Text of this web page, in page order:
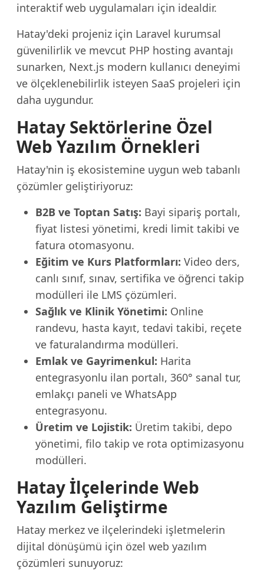
interaktif web uygulamaları için idealdir.
Hatay'deki projeniz için Laravel kurumsal
güvenilirlik ve mevcut PHP hosting avantajı
sunarken, Next.js modern kullanıcı deneyimi
ve ölçeklenebilirlik isteyen SaaS projeleri için
daha uygundur.
Hatay Sektörlerine Özel
Web Yazılım Örnekleri
Hatay'nin iş ekosistemine uygun web tabanlı
çözümler geliştiriyoruz:
B2B ve Toptan Satış: Bayi sipariş portalı,
fiyat listesi yönetimi, kredi limit takibi ve
fatura otomasyonu.
Eğitim ve Kurs Platformları: Video ders,
canlı sınıf, sınav, sertifika ve öğrenci takip
modülleri ile LMS çözümleri.
Sağlık ve Klinik Yönetimi: Online
randevu, hasta kayıt, tedavi takibi, reçete
ve faturalandırma modülleri.
Emlak ve Gayrimenkul: Harita
entegrasyonlu ilan portalı, 360° sanal tur,
emlakçı paneli ve WhatsApp
entegrasyonu.
Üretim ve Lojistik: Üretim takibi, depo
yönetimi, filo takip ve rota optimizasyonu
modülleri.
Hatay İlçelerinde Web
Yazılım Geliştirme
Hatay merkez ve ilçelerindeki işletmelerin
dijital dönüşümü için özel web yazılım
çözümleri sunuyoruz: